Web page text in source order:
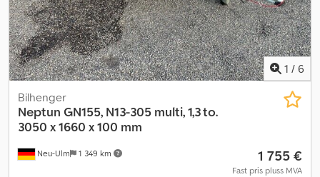
1 / 6
Neu-Ulm 1 349 km
Bilhenger
Neptun GN155, N13-305 multi, 1,3 to.
3050 x 1660 x 100 mm
1 755 €
Fast pris pluss MVA